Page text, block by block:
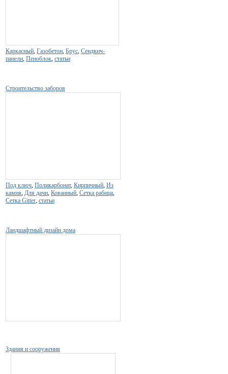
Каркасный, Газобетон, Брус, Сендвич-
панели, Пеноблок, статьи
Строительство заборов
Под ключ, Поликарбонат, Кирпичный, Из
камня, Для дачи, Кованный, Сетка рабица,
Сетка Gitter, статьи
Ландшафтный дизайн дома
Здания и сооружения